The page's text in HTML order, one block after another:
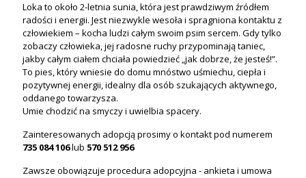
Loka to około 2-letnia sunia, która jest prawdziwym źródłem
radości i energii. Jest niezwykle wesoła i spragniona kontaktu z
człowiekiem – kocha ludzi całym swoim psim sercem. Gdy tylko
zobaczy człowieka, jej radosne ruchy przypominają taniec,
jakby całym ciałem chciała powiedzieć „jak dobrze, że jesteś!”.
To pies, który wniesie do domu mnóstwo uśmiechu, ciepła i
pozytywnej energii, idealny dla osób szukających aktywnego,
oddanego towarzysza.
Umie chodzić na smyczy i uwielbia spacery.
Zainteresowanych adopcją prosimy o kontakt pod numerem
735 084 106lub 570 512 956
Zawsze obowiązuje procedura adopcyjna - ankieta i umowa